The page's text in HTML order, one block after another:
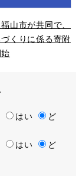
山市が共同で、
くりに係る寄附
はい
ど
はい
ど